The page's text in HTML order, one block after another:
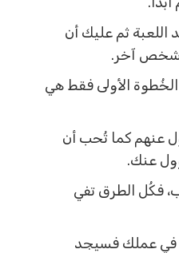
اللعبة ثم عليك أن
شخص آخر.
الخُطوة الأولى فقط هي
عنهم كما تُحب أن
عنك.
فكُل الطرق تفي
في عملك فسيجد